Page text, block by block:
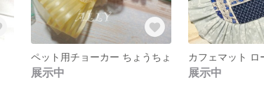
ペット用チョーカー ちょうちょ
展示中 展示中